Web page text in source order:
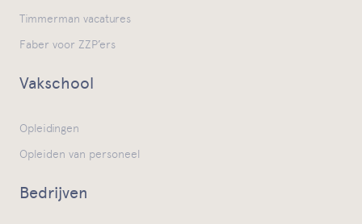
Timmerman vacatures
Faber voor ZZP’ers
Vakschool
Opleidingen
Opleiden van personeel
Bedrijven